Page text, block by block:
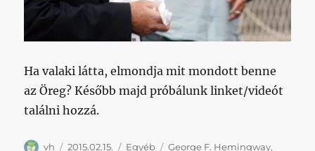
Ha valaki látta, elmondja mit mondott benne
az Öreg? Később majd próbálunk linket/videót
találni hozzá.
Szerző
vh Közzétéve
2015.02.15. Kategória
Egyéb Címke
George F. Hemingway,